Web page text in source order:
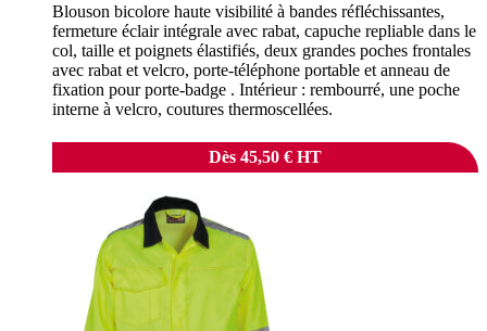
Blouson bicolore haute visibilité à bandes réfléchissantes,
fermeture éclair intégrale avec rabat, capuche repliable dans le
col, taille et poignets élastifiés, deux grandes poches frontales
avec rabat et velcro, porte-téléphone portable et anneau de
fixation pour porte-badge . Intérieur : rembourré, une poche
interne à velcro, coutures thermoscellées.
Dès 45,50 € HT